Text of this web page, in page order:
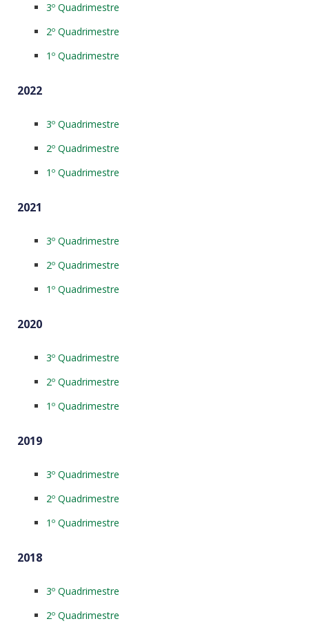
3º Quadrimestre
2º Quadrimestre
1º Quadrimestre
2022
3º Quadrimestre
2º Quadrimestre
1º Quadrimestre
2021
3º Quadrimestre
2º Quadrimestre
1º Quadrimestre
2020
3º Quadrimestre
2º Quadrimestre
1º Quadrimestre
2019
3º Quadrimestre
2º Quadrimestre
1º Quadrimestre
2018
3º Quadrimestre
2º Quadrimestre